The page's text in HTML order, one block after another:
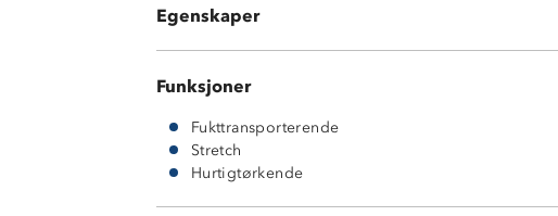
Egenskaper
92% polyester og 8 % spandex
Funksjoner
Fukttransporterende
Stretch
Hurtigtørkende